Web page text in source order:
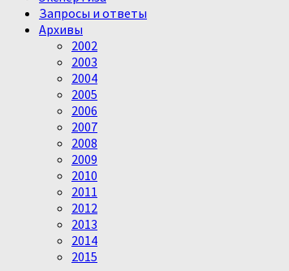
Запросы и ответы
Архивы
2002
2003
2004
2005
2006
2007
2008
2009
2010
2011
2012
2013
2014
2015